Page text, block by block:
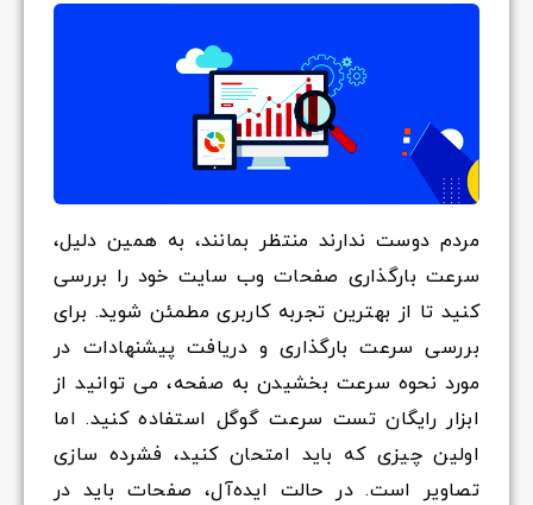
مردم دوست ندارند منتظر بمانند، به همین دلیل،
سرعت بارگذاری صفحات وب سایت خود را بررسی
کنید تا از بهترین تجربه کاربری مطمئن شوید. برای
بررسی سرعت بارگذاری و دریافت پیشنهادات در
مورد نحوه سرعت بخشیدن به صفحه، می توانید از
ابزار رایگان تست سرعت گوگل استفاده کنید. اما
اولین چیزی که باید امتحان کنید، فشرده سازی
تصاویر است. در حالت ایده‌آل، صفحات باید در